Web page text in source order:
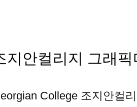
지안컬리지 그래
College 조지안컬